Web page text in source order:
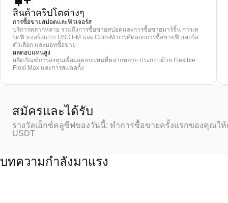
สินค้าคริปโตต่างๆ
การซื้อขายสปอตและฟิวเจอร์ส
บริการหลากหลาย รวมถึงการซื้อขายสปอตและการซื้อขายมาร์จิ้น การเท
รดฟิวเจอร์สแบบ USDT-M และ Coin-M การคัดลอกการซื้อขายฟิวเจอร์ส
ตัวเลือก และบอทซื้อขาย
ผลตอบแทนสูง
ผลิตภัณฑ์การลงทุนเพื่อผลตอบแทนที่หลากหลาย ประกอบด้วย Flexible
Flexi Max และการสแตคกิ้ง
สมัครและได้รับ
รางวัลเอ็กซ์คลูซีฟของวันนี้: ทำการซื้อขายครั้งแรกของคุณใ
USDT
บทความกำลังมาแรง